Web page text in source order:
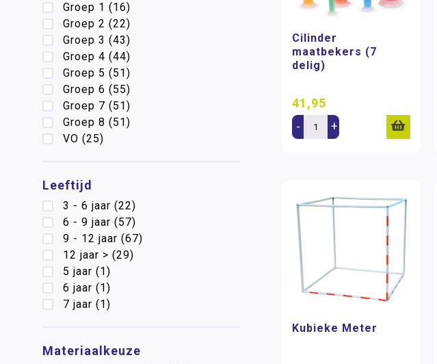
Groep 1 (16)
Groep 2 (22)
Groep 3 (43)
Groep 4 (44)
Groep 5 (51)
Groep 6 (55)
Groep 7 (51)
Groep 8 (51)
VO (25)
Leeftijd
3 - 6 jaar (22)
6 - 9 jaar (57)
9 - 12 jaar (67)
12 jaar > (29)
5 jaar (1)
6 jaar (1)
7 jaar (1)
Materiaalkeuze
Cilinder
maatbekers (7
delig)
41,95
- +
Kubieke Meter